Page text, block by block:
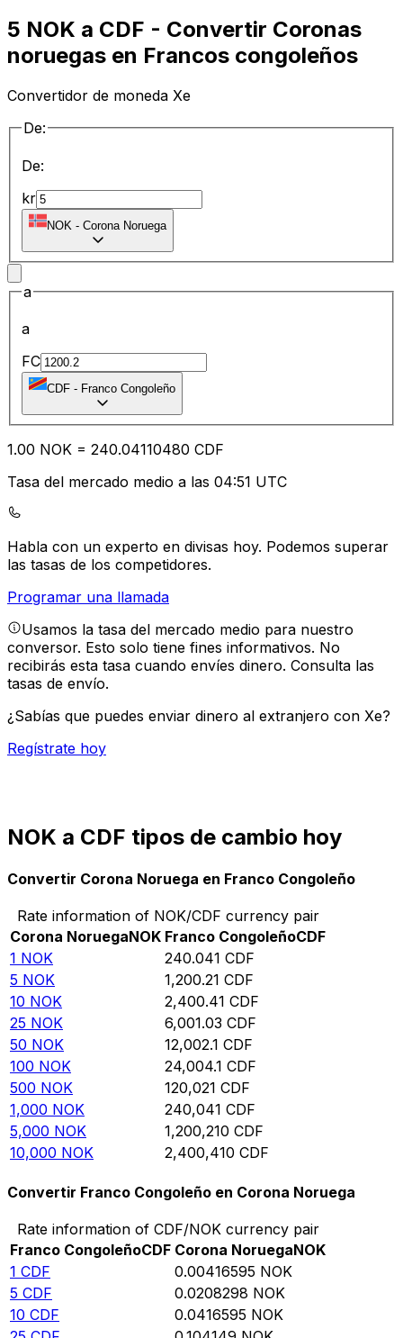
5 NOK a CDF - Convertir Coronas
noruegas en Francos congoleños
Convertidor de moneda Xe
De:
De:
kr
NOK - Corona Noruega
a
a
FC
CDF - Franco Congoleño
1.00 NOK = 240.04110480 CDF
Tasa del mercado medio a las 04:51 UTC
Habla con un experto en divisas hoy. Podemos superar
las tasas de los competidores.
Programar una llamada
Usamos la tasa del mercado medio para nuestro
conversor. Esto solo tiene fines informativos. No
recibirás esta tasa cuando envíes dinero. Consulta las
tasas de envío.
¿Sabías que puedes enviar dinero al extranjero con Xe?
Regístrate hoy
NOK a CDF tipos de cambio hoy
Convertir Corona Noruega en Franco Congoleño
Rate information of NOK/CDF currency pair
Corona NoruegaNOK Franco CongoleñoCDF
1 NOK 240.041 CDF
5 NOK 1,200.21 CDF
10 NOK 2,400.41 CDF
25 NOK 6,001.03 CDF
50 NOK 12,002.1 CDF
100 NOK 24,004.1 CDF
500 NOK 120,021 CDF
1,000 NOK 240,041 CDF
5,000 NOK 1,200,210 CDF
10,000 NOK 2,400,410 CDF
Convertir Franco Congoleño en Corona Noruega
Rate information of CDF/NOK currency pair
Franco CongoleñoCDF Corona NoruegaNOK
1 CDF 0.00416595 NOK
5 CDF 0.0208298 NOK
10 CDF 0.0416595 NOK